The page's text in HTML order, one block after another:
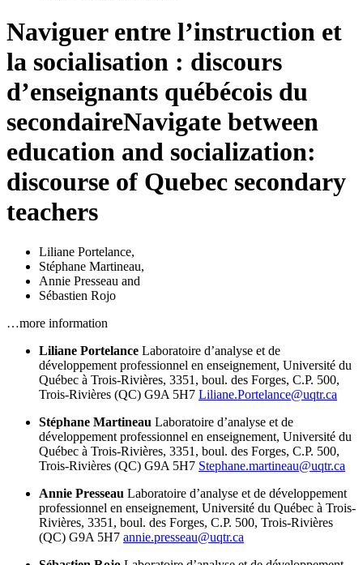
Naviguer entre l’instruction et
la socialisation : discours
d’enseignants québécois du
secondaireNavigate between
education and socialization:
discourse of Quebec secondary
teachers
Liliane Portelance,
Stéphane Martineau,
Annie Presseau and
Sébastien Rojo
…more information
Liliane Portelance Laboratoire d’analyse et de
développement professionnel en enseignement, Université du
Québec à Trois-Rivières, 3351, boul. des Forges, C.P. 500,
Trois-Rivières (QC) G9A 5H7 Liliane.Portelance@uqtr.ca
Stéphane Martineau Laboratoire d’analyse et de
développement professionnel en enseignement, Université du
Québec à Trois-Rivières, 3351, boul. des Forges, C.P. 500,
Trois-Rivières (QC) G9A 5H7 Stephane.martineau@uqtr.ca
Annie Presseau Laboratoire d’analyse et de développement
professionnel en enseignement, Université du Québec à Trois-
Rivières, 3351, boul. des Forges, C.P. 500, Trois-Rivières
(QC) G9A 5H7 annie.presseau@uqtr.ca